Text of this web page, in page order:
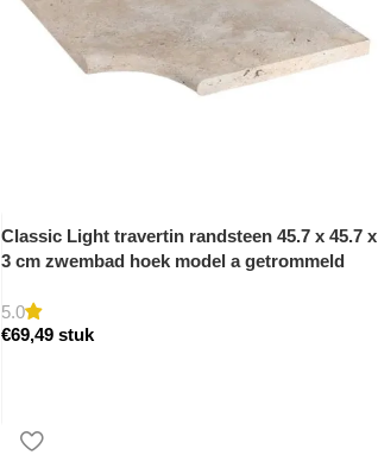
Classic Light travertin randsteen 45.7 x 45.7 x
3 cm zwembad hoek model a getrommeld
5.0
€69,49 stuk